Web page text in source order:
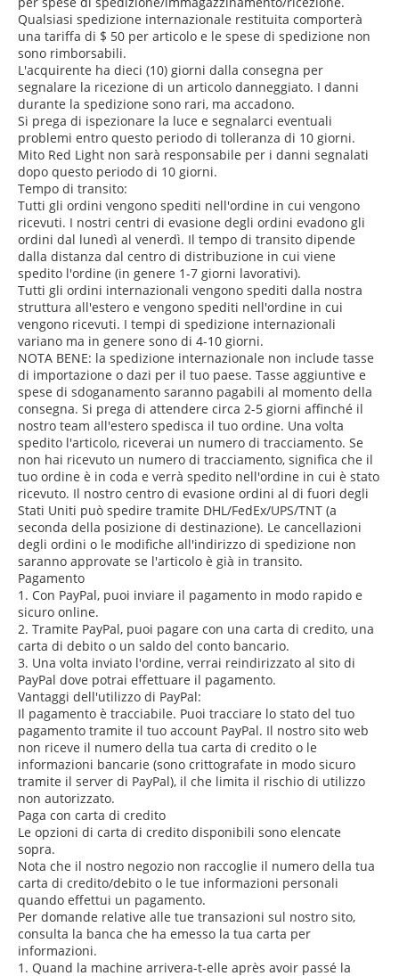
Qualsiasi spedizione internazionale restituita comporterà
una tariffa di $ 50 per articolo e le spese di spedizione non
sono rimborsabili.
L'acquirente ha dieci (10) giorni dalla consegna per
segnalare la ricezione di un articolo danneggiato. I danni
durante la spedizione sono rari, ma accadono.
Si prega di ispezionare la luce e segnalarci eventuali
problemi entro questo periodo di tolleranza di 10 giorni.
Mito Red Light non sarà responsabile per i danni segnalati
dopo questo periodo di 10 giorni.
Tempo di transito:
Tutti gli ordini vengono spediti nell'ordine in cui vengono
ricevuti. I nostri centri di evasione degli ordini evadono gli
ordini dal lunedì al venerdì. Il tempo di transito dipende
dalla distanza dal centro di distribuzione in cui viene
spedito l'ordine (in genere 1-7 giorni lavorativi).
Tutti gli ordini internazionali vengono spediti dalla nostra
struttura all'estero e vengono spediti nell'ordine in cui
vengono ricevuti. I tempi di spedizione internazionali
variano ma in genere sono di 4-10 giorni.
NOTA BENE: la spedizione internazionale non include tasse
di importazione o dazi per il tuo paese. Tasse aggiuntive e
spese di sdoganamento saranno pagabili al momento della
consegna. Si prega di attendere circa 2-5 giorni affinché il
nostro team all'estero spedisca il tuo ordine. Una volta
spedito l'articolo, riceverai un numero di tracciamento. Se
non hai ricevuto un numero di tracciamento, significa che il
tuo ordine è in coda e verrà spedito nell'ordine in cui è stato
ricevuto. Il nostro centro di evasione ordini al di fuori degli
Stati Uniti può spedire tramite DHL/FedEx/UPS/TNT (a
seconda della posizione di destinazione). Le cancellazioni
degli ordini o le modifiche all'indirizzo di spedizione non
saranno approvate se l'articolo è già in transito.
Pagamento
1. Con PayPal, puoi inviare il pagamento in modo rapido e
sicuro online.
2. Tramite PayPal, puoi pagare con una carta di credito, una
carta di debito o un saldo del conto bancario.
3. Una volta inviato l'ordine, verrai reindirizzato al sito di
PayPal dove potrai effettuare il pagamento.
Vantaggi dell'utilizzo di PayPal:
Il pagamento è tracciabile. Puoi tracciare lo stato del tuo
pagamento tramite il tuo account PayPal. Il nostro sito web
non riceve il numero della tua carta di credito o le
informazioni bancarie (sono crittografate in modo sicuro
tramite il server di PayPal), il che limita il rischio di utilizzo
non autorizzato.
Paga con carta di credito
Le opzioni di carta di credito disponibili sono elencate
sopra.
Nota che il nostro negozio non raccoglie il numero della tua
carta di credito/debito o le tue informazioni personali
quando effettui un pagamento.
Per domande relative alle tue transazioni sul nostro sito,
consulta la banca che ha emesso la tua carta per
informazioni.
1. Quand la machine arrivera-t-elle après avoir passé la